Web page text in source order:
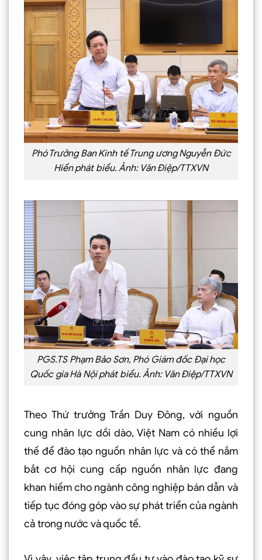
Phó Trưởng Ban Kinh tế Trung ương Nguyễn Đức
Hiển phát biểu. Ảnh: Văn Điệp/TTXVN
PGS.TS Phạm Bảo Sơn, Phó Giám đốc Đại học
Quốc gia Hà Nội phát biểu. Ảnh: Văn Điệp/TTXVN
Theo Thứ trưởng Trần Duy Đông, với nguồn
cung nhân lực dồi dào, Việt Nam có nhiều lợi
thế để đào tạo nguồn nhân lực và có thể nắm
bắt cơ hội cung cấp nguồn nhân lực đang
khan hiếm cho ngành công nghiệp bán dẫn và
tiếp tục đóng góp vào sự phát triển của ngành
cả trong nước và quốc tế.